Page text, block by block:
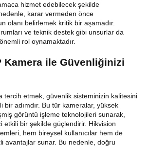
hizmet edebilecek şekilde
karar vermeden önce
olanı belirlemek kritik bir aşamadır.
ve teknik destek gibi unsurlar da
rol oynamaktadır.
Kamera ile Güvenliğinizi
tercih etmek, güvenlik sisteminizin kalitesini
bir adımdır. Bu tür kameralar, yüksek
görüntü işleme teknolojileri sunarak,
etkili bir şekilde güçlendirir. Hikvision
hem bireysel kullanıcılar hem de
avantajlar sunar. Bu nedenle, doğru